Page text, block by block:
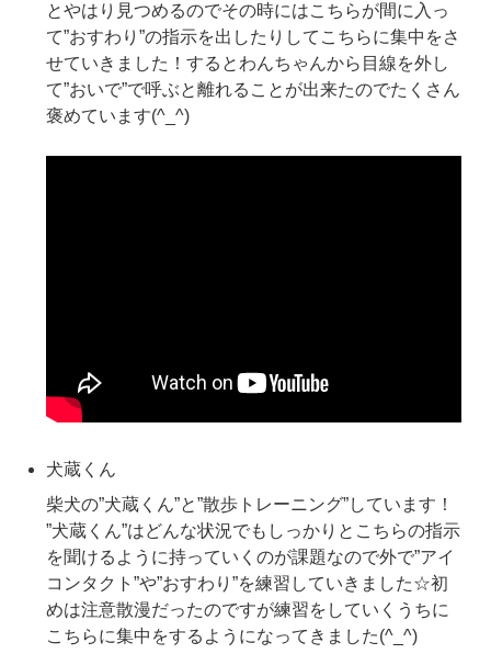
とやはり見つめるのでその時にはこちらが間に入っ
て”おすわり”の指示を出したりしてこちらに集中をさ
せていきました！するとわんちゃんから目線を外し
て”おいで”で呼ぶと離れることが出来たのでたくさん
褒めています(^_^)
犬蔵くん
柴犬の”犬蔵くん”と”散歩トレーニング”しています！
”犬蔵くん”はどんな状況でもしっかりとこちらの指示
を聞けるように持っていくのが課題なので外で”アイ
コンタクト”や”おすわり”を練習していきました☆初
めは注意散漫だったのですが練習をしていくうちに
こちらに集中をするようになってきました(^_^)